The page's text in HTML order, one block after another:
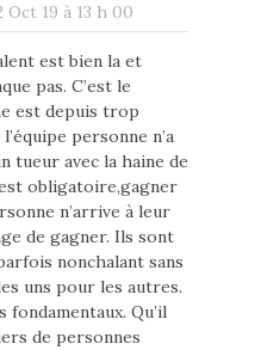
Oct 19 à 13 h 00
est bien la et
pas. C’est le
est depuis trop
personne n’a
tueur avec la haine de
obligatoire,gagner
n’arrive à leur
de gagner. Ils sont
nonchalant sans
uns pour les autres.
Qu’il
de personnes